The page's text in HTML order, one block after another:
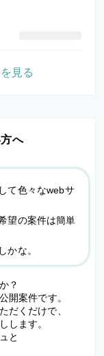
へ
て色々なwebサ
望の案件は簡単
かな。
？
開案件です。
だくだけで、
します。
と
見る